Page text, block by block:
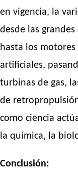
en vigencia, la
desde las
hasta los
artificiales,
turbinas de gas,
de
como ciencia
la química, la
Conclusión: